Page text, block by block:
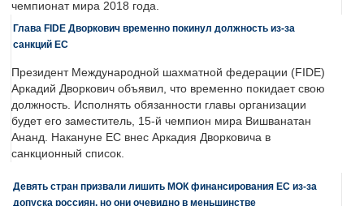
чемпионат мира 2018 года.
Глава FIDE Дворкович временно покинул должность из-за
санкций ЕС
Президент Международной шахматной федерации (FIDE)
Аркадий Дворкович объявил, что временно покидает свою
должность. Исполнять обязанности главы организации
будет его заместитель, 15-й чемпион мира Вишванатан
Ананд. Накануне ЕС внес Аркадия Дворковича в
санкционный список.
Девять стран призвали лишить МОК финансирования ЕС из-за
допуска россиян, но они очевидно в меньшинстве